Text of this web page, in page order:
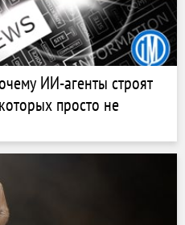
ИИ-агенты строят
просто не